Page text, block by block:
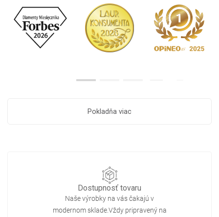
Pokladňa viac
Dostupnosť tovaru
Naše výrobky na vás čakajú v
modernom sklade.Vždy pripravený na